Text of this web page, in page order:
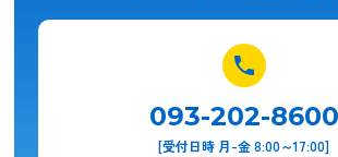
093-202-8600
[受付日時 月-金 8:00～17:00]